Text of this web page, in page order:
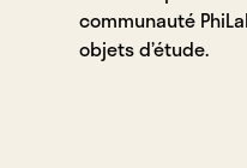
communauté
objets d’étude.